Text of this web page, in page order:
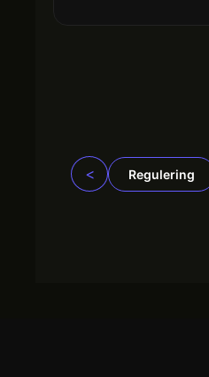
< Regulering